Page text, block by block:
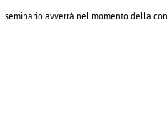
avverrà nel momento della